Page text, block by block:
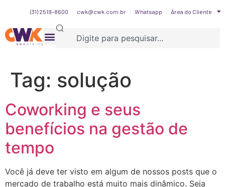
(31) 2519-8600 cwk@cwk.com.br Whatsapp Área do Cliente
Tag: solução
Coworking e seus
benefícios na gestão de
tempo
Você já deve ter visto em algum de nossos posts que o
mercado de trabalho está muito mais dinâmico. Seja